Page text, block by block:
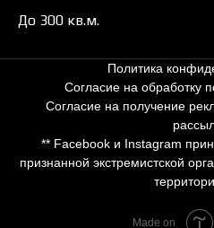
До 300 кв.м.
Политика
Согласие на обработку
Согласие на получение
** Facebook и Instagram
признанной экстремистской
Made on